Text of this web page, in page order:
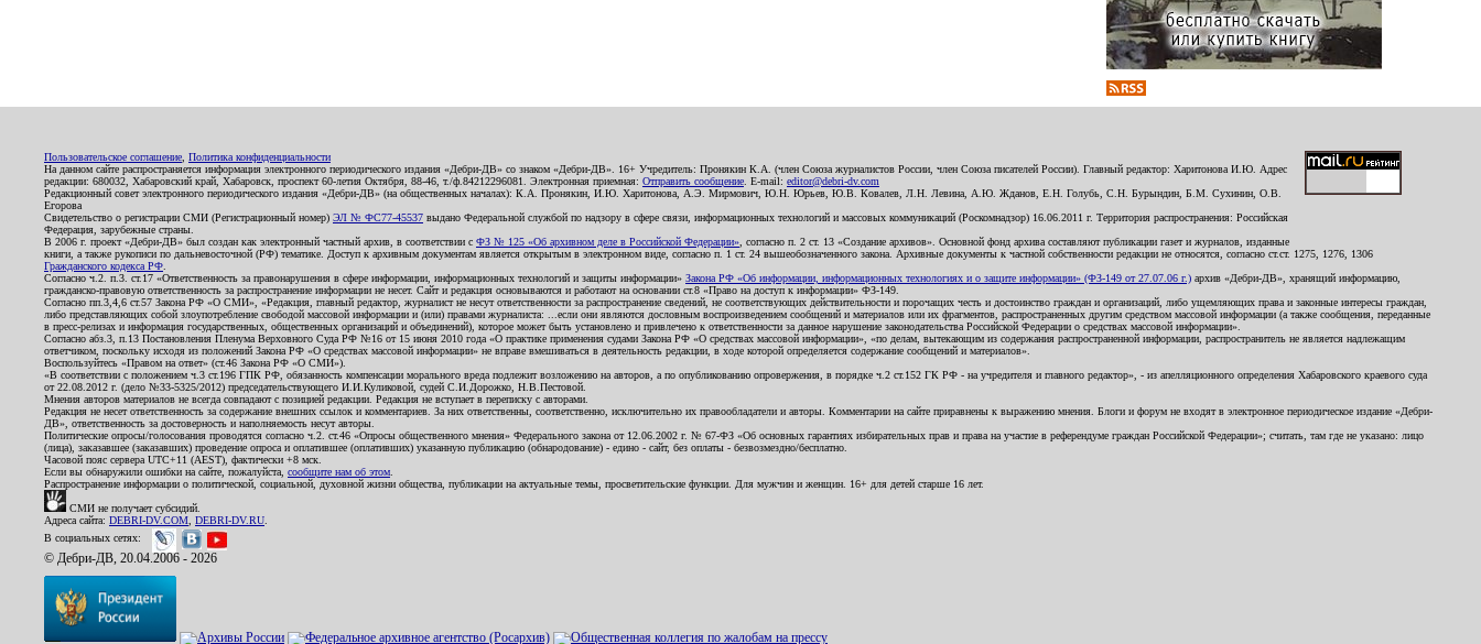
Пользовательское соглашение Политика конфиденциальности
На данном сайте распространяется информация электронного периодического издания «Дебри-ДВ» со знаком «Дебри-ДВ». 16+ Учредитель: Пронякин К.А. (член Союза журналистов России, член Союза писателей России). Главный редактор: Харитонова И.Ю. Адрес
редакции: 680032, Хабаровский край, Хабаровск, проспект 60-летия Октября, 88-46, т./ф.84212296081. Электронная приемная: Отправить сообщение . E-mail: editor@debri-dv.com
Редакционный совет электронного периодического издания «Дебри-ДВ» (на общественных началах): К.А. Пронякин, И.Ю. Харитонова, А.Э. Мирмович, Ю.Н. Юрьев, Ю.В. Ковалев, Л.Н. Левина, А.Ю. Жданов, Е.Н. Голубь, С.Н. Бурындин, Б.М. Сухинин, О.В.
Егорова
Свидетельство о регистрации СМИ (Регистрационный номер) ЭЛ № ФС77-45537 выдано Федеральной службой по надзору в сфере связи, информационных технологий и массовых коммуникаций (Роскомнадзор) 16.06.2011 г. Территория распространения: Российская
Федерация, зарубежные страны.
В 2006 г. проект «Дебри-ДВ» был создан как электронный частный архив, в соответствии с ФЗ № 125 «Об архивном деле в Российской Федерации» , согласно п. 2 ст. 13 «Создание архивов». Основной фонд архива составляют публикации газет и журналов, изданные
книги, а также рукописи по дальневосточной (РФ) тематике. Доступ к архивным документам является открытым в электронном виде, согласно п. 1 ст. 24 вышеобозначенного закона. Архивные документы к частной собственности редакции не относятся, согласно ст.ст. 1275, 1276, 1306
Гражданского кодекса РФ
Согласно ч.2. п.3. ст.17 «Ответственность за правонарушения в сфере информации, информационных технологий и защиты информации» Закона РФ «Об информации, информационных технологиях и о защите информации» (ФЗ-149 от 27.07.06 г.) архив «Дебри-ДВ», хранящий информацию,
гражданско-правовую ответственность за распространение информации не несет. Сайт и редакция основываются и работают на основании ст.8 «Право на доступ к информации» ФЗ-149.
Согласно пп.3,4,6 ст.57 Закона РФ «О СМИ», «Редакция, главный редактор, журналист не несут ответственности за распространение сведений, не соответствующих действительности и порочащих честь и достоинство граждан и организаций, либо ущемляющих права и законные интересы граждан,
либо представляющих собой злоупотребление свободой массовой информации и (или) правами журналиста: ...если они являются дословным воспроизведением сообщений и материалов или их фрагментов, распространенных другим средством массовой информации (а также сообщения, переданные
в пресс-релизах и информация государственных, общественных организаций и объединений), которое может быть установлено и привлечено к ответственности за данное нарушение законодательства Российской Федерации о средствах массовой информации».
Согласно абз.3, п.13 Постановления Пленума Верховного Суда РФ №16 от 15 июня 2010 года «О практике применения судами Закона РФ «О средствах массовой информации», «по делам, вытекающим из содержания распространенной информации, распространитель не является надлежащим
ответчиком, поскольку исходя из положений Закона РФ «О средствах массовой информации» не вправе вмешиваться в деятельность редакции, в ходе которой определяется содержание сообщений и материалов».
Воспользуйтесь «Правом на ответ» (ст.46 Закона РФ «О СМИ»).
«В соответствии с положением ч.3 ст.196 ГПК РФ, обязанность компенсации морального вреда подлежит возложению на авторов, а по опубликованию опровержения, в порядке ч.2 ст.152 ГК РФ - на учредителя и главного редактор», - из апелляционного определения Хабаровского краевого суда
от 22.08.2012 г. (дело №33-5325/2012) председательствующего И.И.Куликовой, судей С.И.Дорожко, Н.В.Пестовой.
Мнения авторов материалов не всегда совпадают с позицией редакции. Редакция не вступает в переписку с авторами.
Редакция не несет ответственность за содержание внешних ссылок и комментариев. За них ответственны, соответственно, исключительно их правообладатели и авторы. Комментарии на сайте приравнены к выражению мнения. Блоги и форум не входят в электронное периодическое издание «Дебри-
ДВ», ответственность за достоверность и наполняемость несут авторы.
Политические опросы/голосования проводятся согласно ч.2. ст.46 «Опросы общественного мнения» Федерального закона от 12.06.2002 г. № 67-ФЗ «Об основных гарантиях избирательных прав и права на участие в референдуме граждан Российской Федерации»; считать, там где не указано: лицо
(лица), заказавшее (заказавших) проведение опроса и оплатившее (оплативших) указанную публикацию (обнародование) - едино - сайт, без оплаты - безвозмездно/бесплатно.
Часовой пояс сервера UTC+11 (AEST), фактически +8 мск.
Если вы обнаружили ошибки на сайте, пожалуйста, сообщите нам об этом
Распространение информации о политической, социальной, духовной жизни общества, публикации на актуальные темы, просветительские функции. Для мужчин и женщин. 16+ для детей старше 16 лет.
СМИ не получает субсидий.
Адреса сайта: DEBRI-DV.COM DEBRI-DV.RU
В социальных сетях:
© Дебри-ДВ, 20.04.2006 - 2026